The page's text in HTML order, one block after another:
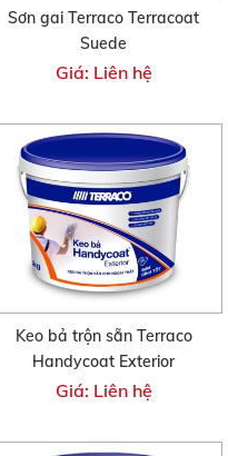
Sơn gai Terraco Terracoat
Suede
Giá: Liên hệ
Keo bả trộn sẵn Terraco
Handycoat Exterior
Giá: Liên hệ